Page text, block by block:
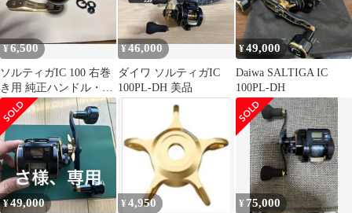
¥6,500
ソルティガIC 100 右巻
き用 純正ハンドル・ノ
ブセット
¥46,000
ダイワ ソルティガIC
100PL-DH 美品
¥49,000
Daiwa SALTIGA IC
100PL-DH
¥49,000 ¥ 4,950 ¥ 75,000